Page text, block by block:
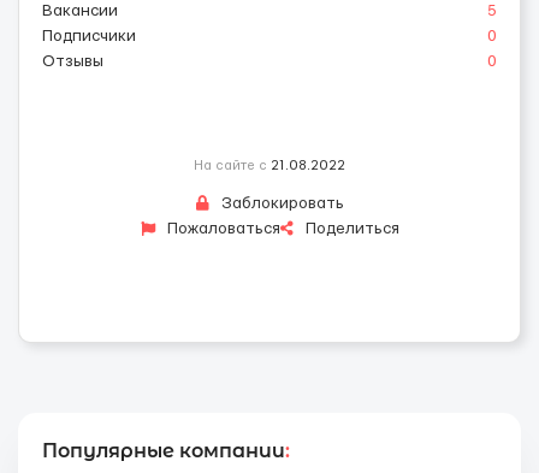
Вакансии
5
Подписчики
0
Отзывы
0
На сайте с 21.08.2022
Заблокировать
Пожаловаться
Поделиться
Популярные компании: